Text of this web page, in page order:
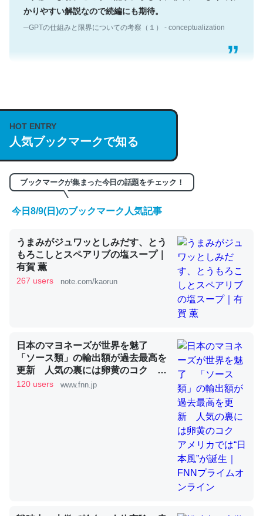
かりやすい解説なので続編にも期待。
説してる記事が少ないので貴重な良記事。/続編来た
https://isobe324649.hatenablog.com/entry/2023/03/27
/064121
─GPTの仕組みと限界についての考察（１） - conceptualization
くらい。小説でいう「ずっと前の伏線」は回収されないけ
ど、短期記憶というには多い分量。進化すればするほど分
かりやすく強くなりそう
─GPTの仕組みと限界についての考察（１） - conceptualization
昆虫ってカルシウム少ないのか。知らんかった。調べたら
コオロギのカルシウム分はエビの600分の1程度。
─ニュース :: 【研究発表】昆虫学の大問題＝「昆虫はなぜ海にいな
論文では「淡水はカルシウムも酸素も不足してて両方に不
いる鋏角類（カブトガニ・ウミグモ）はカルシウムを使わ
HOT ENTRY
人気ブックマークで知る
ブックマークが集まった今日の話題をチェック！
今日8/9(日)のブックマーク人気記事
うまみがジュワッとしみだす、とう
もろこしとスペアリブの塩スープ｜
有賀 薫
267 users note.com/kaorun
日本のマヨネーズが世界を魅了
「ソース類」の輸出額が過去最高を
更新 人気の裏には卵黄のコク ア
メリカでは“日本風”が誕生｜FNNプ
120 users www.fnn.jp